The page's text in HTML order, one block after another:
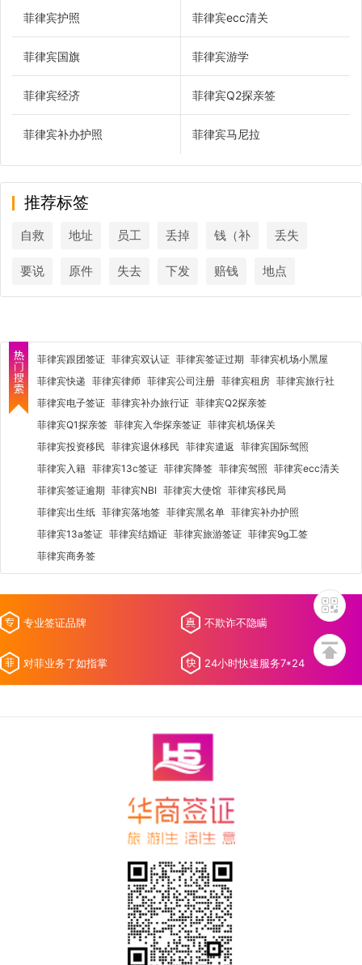
菲律宾护照 菲律宾ecc清关
菲律宾国旗 菲律宾游学
菲律宾经济 菲律宾Q2探亲签
菲律宾补办护照 菲律宾马尼拉
推荐标签
自救 地址 员工 丢掉 钱（补 丢失
要说 原件 失去 下发 赔钱 地点
菲律宾跟团签证 菲律宾双认证 菲律宾签证过期 菲律宾机场小黑屋
菲律宾快递 菲律宾律师 菲律宾公司注册 菲律宾租房 菲律宾旅行社
菲律宾电子签证 菲律宾补办旅行证 菲律宾Q2探亲签
菲律宾Q1探亲签 菲律宾入华探亲签证 菲律宾机场保关
菲律宾投资移民 菲律宾退休移民 菲律宾遣返 菲律宾国际驾照
菲律宾入籍 菲律宾13c签证 菲律宾降签 菲律宾驾照 菲律宾ecc清关
菲律宾签证逾期 菲律宾NBI 菲律宾大使馆 菲律宾移民局
菲律宾出生纸 菲律宾落地签 菲律宾黑名单 菲律宾补办护照
菲律宾13a签证 菲律宾结婚证 菲律宾旅游签证 菲律宾9g工签
菲律宾商务签
专业签证品牌 不欺诈不隐瞒
对菲业务了如指掌 24小时快速服务7*24